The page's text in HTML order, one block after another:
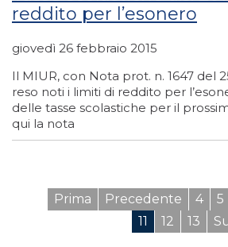
reddito per l’esonero
giovedì 26 febbraio 2015
Il MIUR, con Nota prot. n. 1647 del
reso noti i limiti di reddito per
delle tasse scolastiche per il
qui la nota
Prima Precedente 4 5
11
12 13